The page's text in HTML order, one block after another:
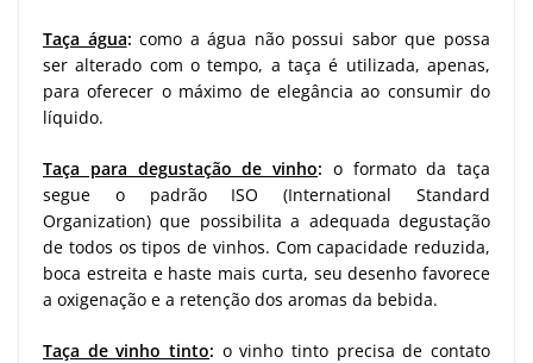
Taça água:como a água não possui sabor que possa
ser alterado com o tempo, a taça é utilizada, apenas,
para oferecer o máximo de elegância ao consumir do
líquido.
Taça para degustação de vinho: o formato da taça
segue o padrão ISO (International Standard
Organization) que possibilita a adequada degustação
de todos os tipos de vinhos. Com capacidade reduzida,
boca estreita e haste mais curta, seu desenho favorece
a oxigenação e a retenção dos aromas da bebida.
Taça de vinho tinto: o vinho tinto precisa de contato